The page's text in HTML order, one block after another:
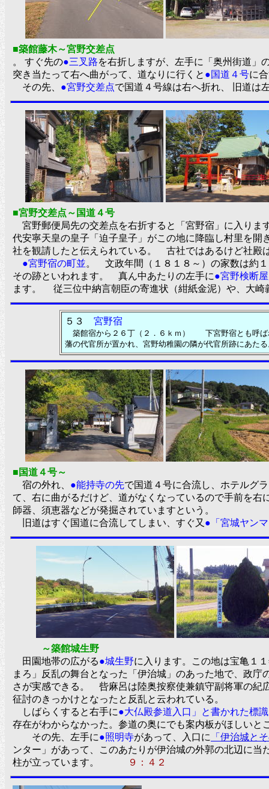
■築館藤木～宮野交差点
。 すぐ先の●三叉路を右折しますが、左手に「奥州街道
突き当たって右へ曲がって、道なりに行くと ●国道４号に
その先、 ●宮野交差点で国道４号線は右へ折れ、 旧道
■宮野交差点～国道４号
宮野郵便局先の交差点を右折すると「宮野宿」に入り
代安寧天皇の皇子「迫子皇子」がこの地に降臨し村里を
社を観請したと伝えられている。 古社ではあるけど社殿
●宮野宿の町並。 文政年間（１８１８～）の家数は約
その跡といわれます。 真ん中あたりの左手に●宮野検断
ます。 従三位中納言朝臣の寄進状（紺紙金泥）や、大
５３ 宮野宿
築館宿から２６丁（２．６ｋｍ） 下宮野宿とも呼ば
藩の代官所が置かれ、宮野幼稚園の隣が代官所跡にあた
■国道４号～
宿の外れ、 ●能持寺の先で国道４号に合流し、ホテルグ
て、右に曲がるだけど、道がなくなっているので手前を
師器、須恵器などが発掘されていますという。
旧道はすぐ国道に合流してしまい、すぐ又 ●「宮城ヤン
～築館城生野
田園地帯の広がる●城生野に入ります。この地は宝亀１
まろ」反乱の舞台となった「伊治城」のあった地で、政
さが実感できる。 呰麻呂は陸奥按察使兼鎮守副将軍の
征討のきっかけとなったと反乱と云われている。
しばらくすると右手に●大仏殿参道入口」と書かれた標識
存在がわからなかった。参道の奥にでも案内板がほしいと
その先、左手に●照明寺があって、入口に
「伊治城と
ンター」があって、このあたりが伊治城の外郭の北辺に当
柱が立っています。
９：４２